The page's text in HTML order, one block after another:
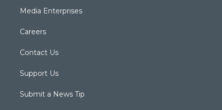
Media Enterprises
Careers
Contact Us
Support Us
Submit a News Tip